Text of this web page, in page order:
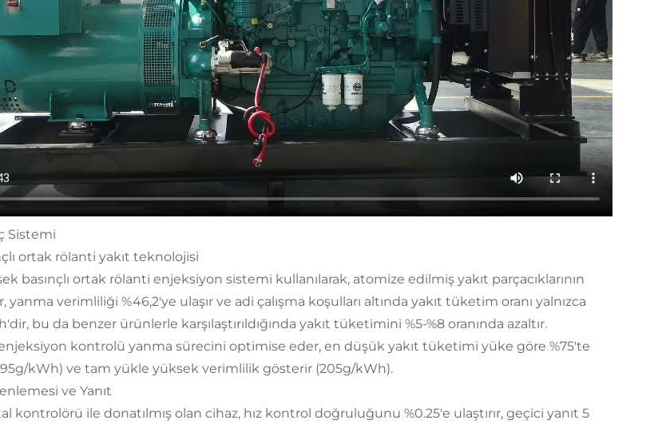
Sistemi
ortak rölanti yakıt teknolojisi
basınçlı ortak rölanti enjeksiyon sistemi kullanılarak, atomize edilmiş yakıt parçacıklarının
yanma verimliliği %46,2'ye ulaşır ve adi çalışma koşulları altında yakıt tüketim oranı yalnızca
bu da benzer ürünlerle karşılaştırıldığında yakıt tüketimini %5-%8 oranında azaltır.
enjeksiyon kontrolü yanma sürecini optimise eder, en düşük yakıt tüketimi yüke göre %75'te
kWh) ve tam yükle yüksek verimlilik gösterir (205g/kWh).
ve Yanıt
kontrolörü ile donatılmış olan cihaz, hız kontrol doğruluğunu %0.25'e ulaştırır, geçici yanıt 5